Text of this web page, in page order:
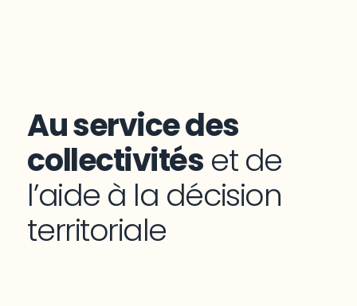
Au service des
collectivités et de
l’aide à la décision
territoriale